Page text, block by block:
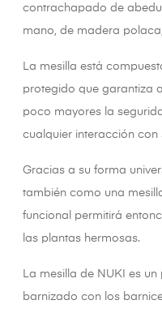
contrachapado de
mano, de madera
La mesilla está
protegido que garantiza
poco mayores la
cualquier interacción con
Gracias a su forma
también como una
funcional permitirá
las plantas hermosas.
La mesilla de NUKI es
barnizado con los